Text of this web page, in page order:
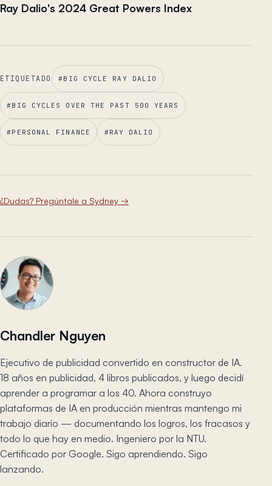
Ray Dalio's 2024 Great Powers Index
ETIQUETADO #BIG CYCLE RAY DALIO
#BIG CYCLES OVER THE PAST 500 YEARS
#PERSONAL FINANCE #RAY DALIO
¿Dudas? Pregúntale a Sydney →
Chandler Nguyen
Ejecutivo de publicidad convertido en constructor de IA.
18 años en publicidad, 4 libros publicados, y luego decidí
aprender a programar a los 40. Ahora construyo
plataformas de IA en producción mientras mantengo mi
trabajo diario — documentando los logros, los fracasos y
todo lo que hay en medio. Ingeniero por la NTU.
Certificado por Google. Sigo aprendiendo. Sigo
lanzando.